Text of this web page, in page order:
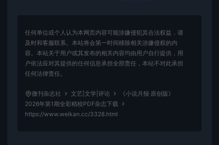
任何单位或个人认为本网页内容可能涉嫌侵犯其合法权益，请
及时和客服联系。本站将会第一时间移除相关涉嫌侵权的内
容。本站关于用户或其发布的相关内容均由用户自行提供，用
户依法应对其提供的任何信息承担全部责任，本站不对此承担
任何法律责任。
微刊杂志社 文艺|文学|评论
《小说月报·原创版》
2026年第1期全彩精校PDF杂志下载
https://www.weikan.cc/3328.html